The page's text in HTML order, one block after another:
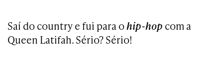
Saí do country e fui para ohip-hop com a
Queen Latifah. Sério? Sério!